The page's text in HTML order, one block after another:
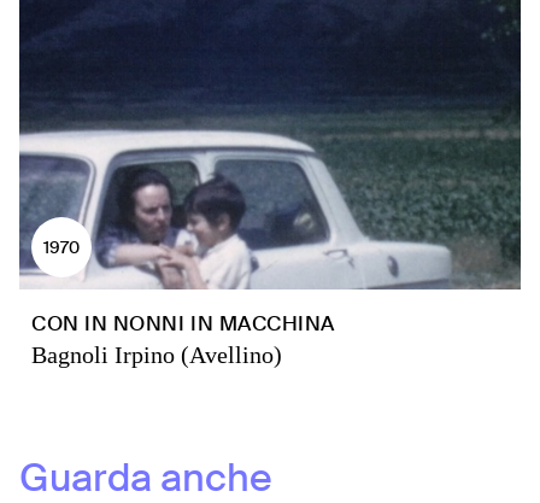
1970
CON IN NONNI IN MACCHINA
Bagnoli Irpino (Avellino)
Guarda anche